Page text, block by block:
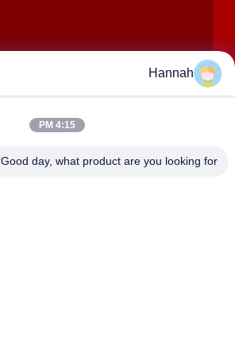
Hannah
4:15 PM
Good day, what product are you looking for?